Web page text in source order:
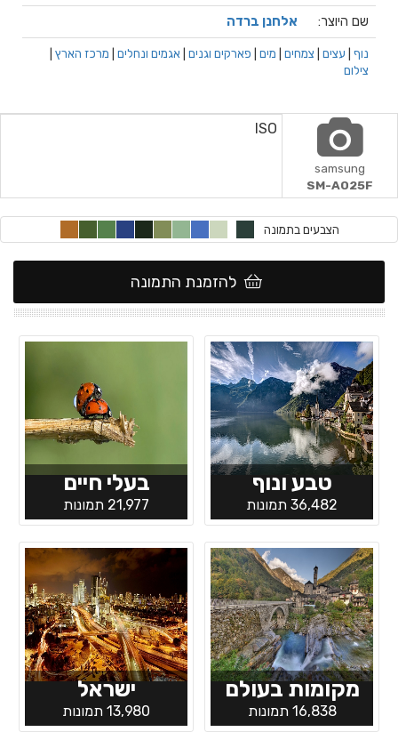
שם היוצר: אלחנן ברדה
נוף עצים צמחים מים פארקים וגנים אגמים ונחלים מרכז הארץ
צילום
ISO
samsung
SM-A025F
הצבעים בתמונה
להזמנת התמונה
טבע ונוף
36,482 תמונות
בעלי חיים
21,977 תמונות
מקומות בעולם
16,838 תמונות
ישראל
13,980 תמונות